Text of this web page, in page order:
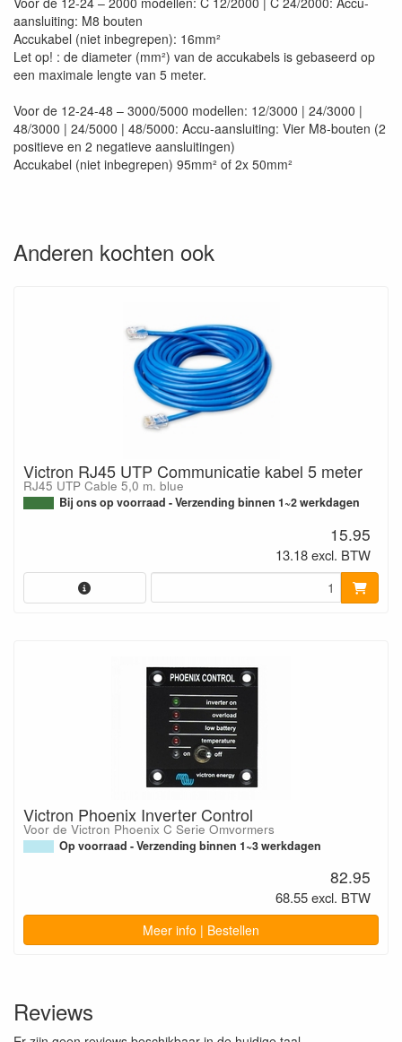
aansluiting: M8 bouten
Accukabel (niet inbegrepen): 16mm²
Let op! : de diameter (mm²) van de accukabels is gebaseerd op
een maximale lengte van 5 meter.
Voor de 12-24-48 – 3000/5000 modellen: 12/3000 | 24/3000 |
48/3000 | 24/5000 | 48/5000: Accu-aansluiting: Vier M8-bouten (2
positieve en 2 negatieve aansluitingen)
Accukabel (niet inbegrepen) 95mm² of 2x 50mm²
Anderen kochten ook
Victron RJ45 UTP Communicatie kabel 5 meter
RJ45 UTP Cable 5,0 m. blue
Bij ons op voorraad - Verzending binnen 1~2 werkdagen
15.95
13.18 excl. BTW
Victron Phoenix Inverter Control
Voor de Victron Phoenix C Serie Omvormers
Op voorraad - Verzending binnen 1~3 werkdagen
82.95
68.55 excl. BTW
Meer info | Bestellen
Reviews